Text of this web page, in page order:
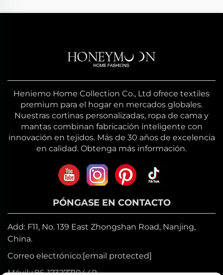
Heniemo Home Collection Co., Ltd ofrece textiles
premium para el hogar en mercados globales.
Nuestras cortinas personalizadas, ropa de cama y
mantas combinan fabricación inteligente con
innovación en tejidos. Más de 30 años de excelencia
en calidad. Obtenga más información.
PÓNGASE EN CONTACTO
Add: F11, No. 139 East Zhongshan Road, Nanjing,
China.
Correo electrónico:[email protected]
Móvil:+86-17327710449